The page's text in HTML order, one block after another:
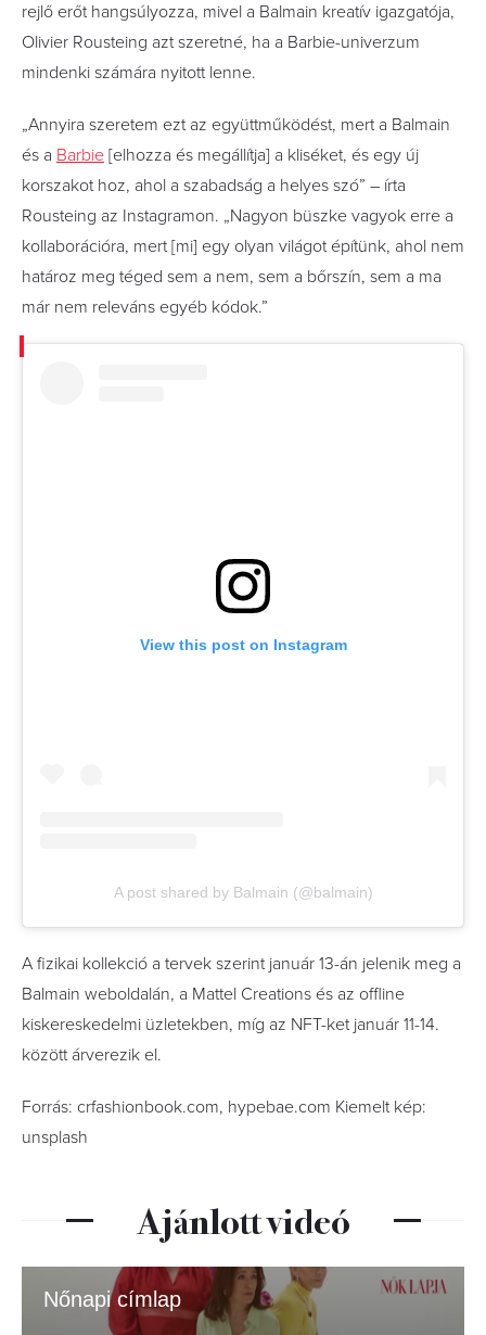
rejlő erőt hangsúlyozza, mivel a Balmain kreatív igazgatója,
Olivier Rousteing azt szeretné, ha a Barbie-univerzum
mindenki számára nyitott lenne.
„Annyira szeretem ezt az együttműködést, mert a Balmain
és a Barbie [elhozza és megállítja] a kliséket, és egy új
korszakot hoz, ahol a szabadság a helyes szó” – írta
Rousteing az Instagramon. „Nagyon büszke vagyok erre a
kollaborációra, mert [mi] egy olyan világot építünk, ahol nem
határoz meg téged sem a nem, sem a bőrszín, sem a ma
már nem releváns egyéb kódok.”
View this post on Instagram
A post shared by Balmain (@balmain)
A fizikai kollekció a tervek szerint január 13-án jelenik meg a
Balmain weboldalán, a Mattel Creations és az offline
kiskereskedelmi üzletekben, míg az NFT-ket január 11-14.
között árverezik el.
Forrás: crfashionbook.com, hypebae.com Kiemelt kép:
unsplash
Ajánlott videó
Nőnapi címlap